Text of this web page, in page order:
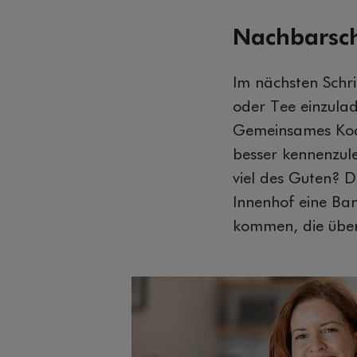
Im nächsten
oder Tee
Gemeinsames
besser
viel des Guten?
Innenhof eine
kommen, die